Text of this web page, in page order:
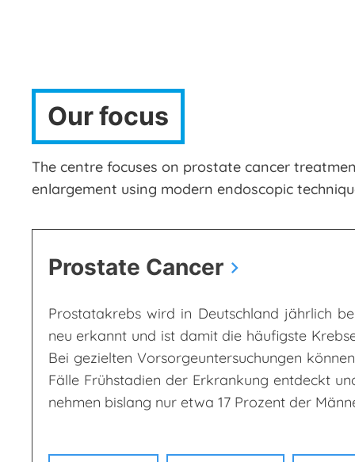
Our focus
The centre focuses on prostate cancer
enlargement using modern endoscopic
Prostate Cancerchevron_right
Prostatakrebs wird in Deutschland jährlich
neu erkannt und ist damit die häufigste
Bei gezielten Vorsorgeuntersuchungen
Fälle Frühstadien der Erkrankung entdeckt
nehmen bislang nur etwa 17 Prozent der